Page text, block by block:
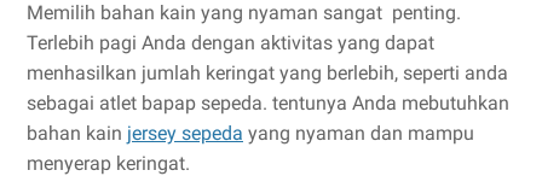
Memilih bahan kain yang nyaman sangat penting.
Terlebih pagi Anda dengan aktivitas yang dapat
menhasilkan jumlah keringat yang berlebih, seperti anda
sebagai atlet bapap sepeda. tentunya Anda mebutuhkan
bahan kain jersey sepeda yang nyaman dan mampu
menyerap keringat.